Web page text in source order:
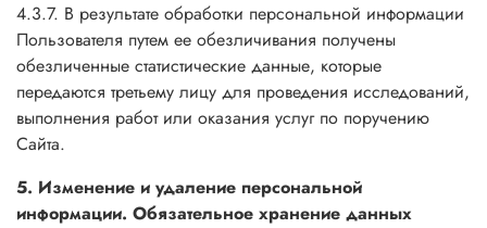
4.3.7. В результате обработки персональной информации
Пользователя путем ее обезличивания получены
обезличенные статистические данные, которые
передаются третьему лицу для проведения исследований,
выполнения работ или оказания услуг по поручению
Сайта.
5. Изменение и удаление персональной
информации. Обязательное хранение данных